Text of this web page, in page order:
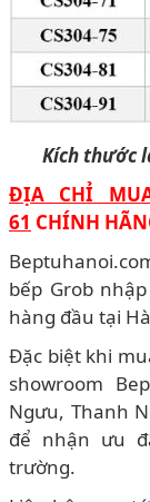
Kích thước
ĐỊA CHỈ
61 CHÍNH
bếp Grob
hàng đầu tại
Đặc biệt khi
showroom
Ngưu, Thanh
để nhận ưu
trường.